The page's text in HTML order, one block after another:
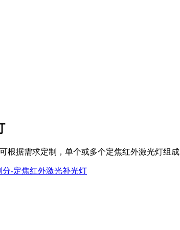
根据需求定制，单个或多个定焦红外激光灯组
分-定焦红外激光补光灯